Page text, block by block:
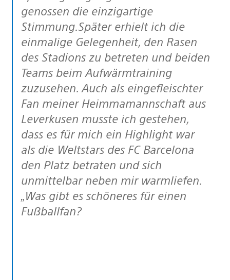
genossen die einzigartige
Stimmung.Später erhielt ich die
einmalige Gelegenheit, den Rasen
des Stadions zu betreten und beiden
Teams beim Aufwärmtraining
zuzusehen. Auch als eingefleischter
Fan meiner Heimmamannschaft aus
Leverkusen musste ich gestehen,
dass es für mich ein Highlight war
als die Weltstars des FC Barcelona
den Platz betraten und sich
unmittelbar neben mir warmliefen.
„Was gibt es schöneres für einen
Fußballfan?